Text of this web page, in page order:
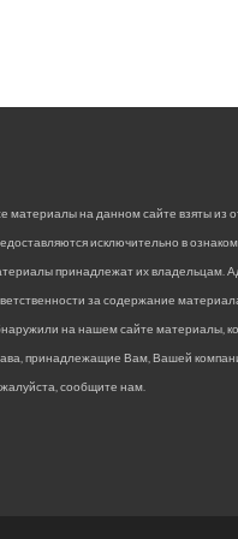
материалы на данном сайте взяты из
исключительно в
принадлежат их владельцам.
за содержание
на нашем сайте материалы,
принадлежащие Вам, Вашей
сообщите нам.